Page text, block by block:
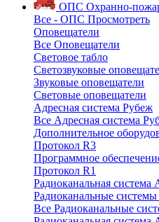
ОПС Охранно-
Все - ОПС Просмотреть
Оповещатели
Все Оповещатели
Световое табло
Светозвуковые
Звуковые оповещатели
Световые оповещатели
Адресная система Рубеж
Все Адресная система
Дополнительное
Протокол R3
Программное
Протокол R1
Радиоканальная система
Радиоканальные
Все Радиоканальные